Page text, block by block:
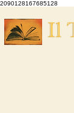
2090128167685128